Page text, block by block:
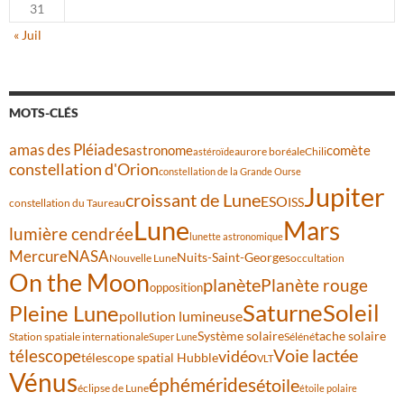
31
« Juil
MOTS-CLÉS
amas des Pléiadesastronomeastéroïdeaurore boréaleChilicomète
constellation d'Orionconstellation de la Grande Ourse
constellation du Taureaucroissant de LuneESOISSJupiter
lumière cendréeLune lunette astronomiqueMars
MercureNASANouvelle LuneNuits-Saint-Georgesoccultation
On the MoonoppositionplanètePlanète rouge
Pleine Lunepollution lumineuseSaturneSoleil
Station spatiale internationaleSuper LuneSystème solaireSélénétache solaire
télescopetélescope spatial HubblevidéoVLTVoie lactée
Vénuséclipse de Luneéphéméridesétoileétoile polaire